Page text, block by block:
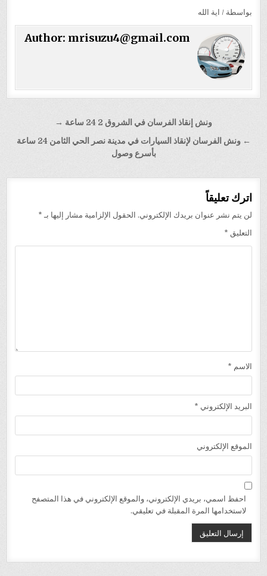
بواسطة / اية الله
Author: mrisuzu4@gmail.com
المقالات
ونش إنقاذ الفرسان في الشروق 2 24 ساعة →
← ونش الفرسان لإنقاذ السيارات في مدينة نصر الحي الثامن 24 ساعة
بأسرع وصول
اترك تعليقاً
لن يتم نشر عنوان بريدك الإلكتروني. الحقول الإلزامية مشار إليها بـ *
التعليق *
الاسم *
البريد الإلكتروني *
الموقع الإلكتروني
احفظ اسمي، بريدي الإلكتروني، والموقع الإلكتروني في هذا المتصفح
لاستخدامها المرة المقبلة في تعليقي.